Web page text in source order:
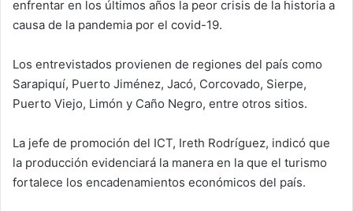
enfrentar en los últimos años la peor crisis de la historia a
causa de la pandemia por el covid-19.
Los entrevistados provienen de regiones del país como
Sarapiquí, Puerto Jiménez, Jacó, Corcovado, Sierpe,
Puerto Viejo, Limón y Caño Negro, entre otros sitios.
La jefe de promoción del ICT, Ireth Rodríguez, indicó que
la producción evidenciará la manera en la que el turismo
fortalece los encadenamientos económicos del país.